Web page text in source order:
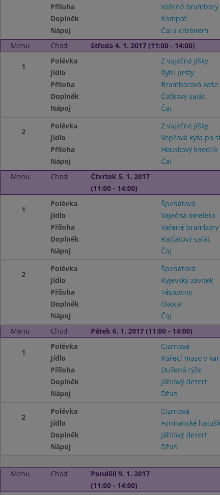
Příloha
Vařené brambory
Doplněk
Kompot
Nápoj
Čaj s citrónem
Menu
Chod Středa 4. 1. 2017 (11:00 - 14:00)
1
Polévka
Z vaječné jíšky
Jídlo
Rybí prsty
Příloha
Bramborová
Doplněk
Čočkový salát
Nápoj
Čaj
2
Polévka
Z vaječné jíšky
Jídlo
Vepřová kýta po
Příloha
Houskový knedlík
Nápoj
Čaj
Menu
Chod
Čtvrtek 5. 1. 2017
(11:00 - 14:00)
1
Polévka
Špenátová
Jídlo
Vaječná omeleta
Příloha
Vařené
Doplněk
Rajčatový salát
Nápoj
Čaj
2
Polévka
Špenátová
Jídlo
Kyjevský závitek
Příloha
Těstoviny
Doplněk
Ovoce
Nápoj
Čaj
Menu
Chod Pátek 6. 1. 2017 (11:00 - 14:00)
1
Polévka
Cizrnová
Jídlo
Kuřecí maso v
Příloha
Dušená rýže
Doplněk
Jáhlový dezert
Nápoj
Džus
2
Polévka
Cizrnová
Jídlo
Formanské
Doplněk
Jáhlový dezert
Nápoj
Džus
Menu Chod
Pondělí 9. 1. 2017
(11:00 - 14:00)